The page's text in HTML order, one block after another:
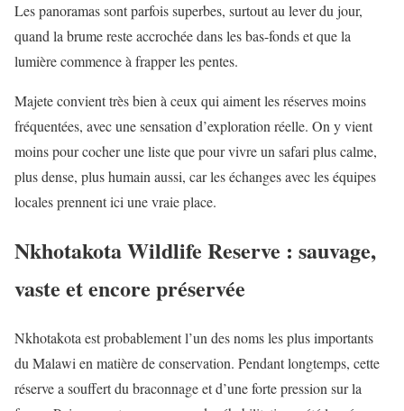
Les panoramas sont parfois superbes, surtout au lever du jour,
quand la brume reste accrochée dans les bas-fonds et que la
lumière commence à frapper les pentes.
Majete convient très bien à ceux qui aiment les réserves moins
fréquentées, avec une sensation d’exploration réelle. On y vient
moins pour cocher une liste que pour vivre un safari plus calme,
plus dense, plus humain aussi, car les échanges avec les équipes
locales prennent ici une vraie place.
Nkhotakota Wildlife Reserve : sauvage,
vaste et encore préservée
Nkhotakota est probablement l’un des noms les plus importants
du Malawi en matière de conservation. Pendant longtemps, cette
réserve a souffert du braconnage et d’une forte pression sur la